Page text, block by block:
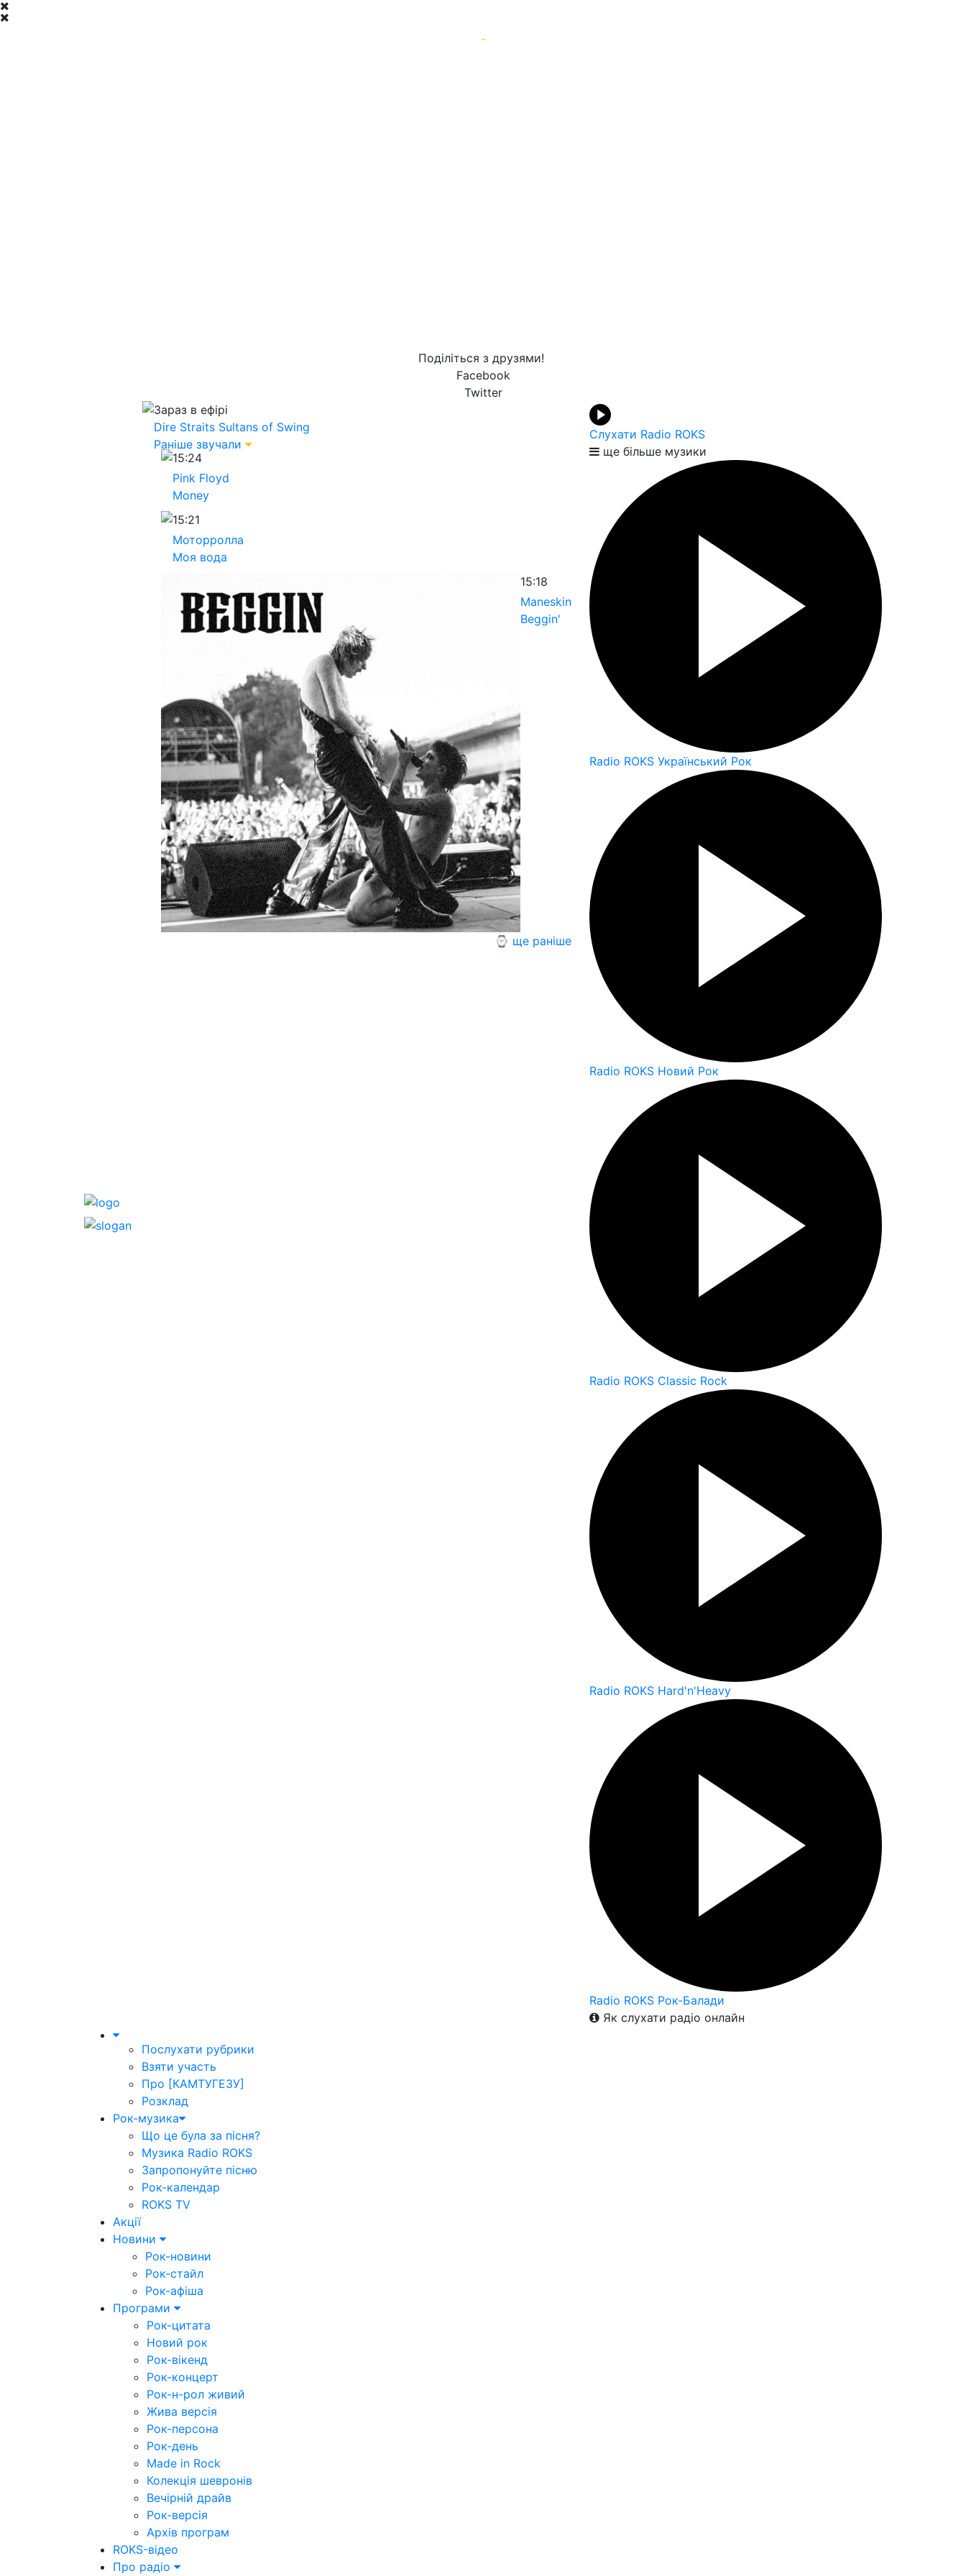
-
Поділіться з друзями!
Facebook
Twitter
Зараз в ефірі
Dire Straits Sultans of Swing
Раніше звучали
15:24
Pink Floyd
Money
15:21
Моторролла
Моя вода
15:18
Maneskin
Beggin'
⌚ ще раніше
Слухати Radio ROKS
ще більше музики
Radio ROKS Український Рок
Radio ROKS Новий Рок
Radio ROKS Classic Rock
Radio ROKS Hard'n'Heavy
Radio ROKS Рок-Балади
Як слухати радіо онлайн
Послухати рубрики
Взяти участь
Про [КАМТУГЕЗУ]
Розклад
Рок-музика
Що це була за пісня?
Музика Radio ROKS
Запропонуйте пісню
Рок-календар
ROKS TV
Акції
Новини
Рок-новини
Рок-стайл
Рок-афіша
Програми
Рок-цитата
Новий рок
Рок-вікенд
Рок-концерт
Рок-н-рол живий
Жива версія
Рок-персона
Рок-день
Made in Rock
Колекція шевронів
Вечірній драйв
Рок-версія
Архів програм
ROKS-відео
Про радіо